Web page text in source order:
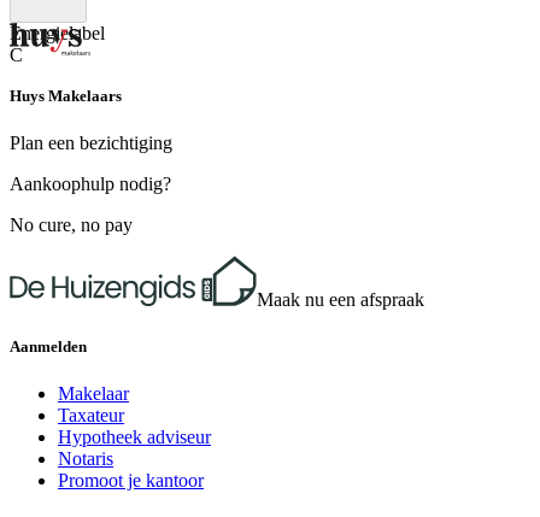
Energielabel
C
Huys Makelaars
Plan een bezichtiging
Aankoophulp nodig?
No cure, no pay
Maak nu een afspraak
Aanmelden
Makelaar
Taxateur
Hypotheek adviseur
Notaris
Promoot je kantoor